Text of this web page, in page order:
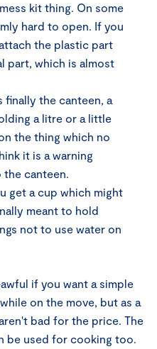
kit thing. On some
hard to open. If you
the plastic part
part, which is almost
finally the canteen, a
a litre or a little
the thing which no
it is a warning
canteen.
get a cup which might
meant to hold
not to use water on
if you want a simple
on the move, but as a
bad for the price. The
be used for cooking too.